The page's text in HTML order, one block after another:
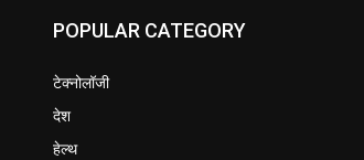
POPULAR CATEGORY
टेक्नोलॉजी
देश
हेल्थ